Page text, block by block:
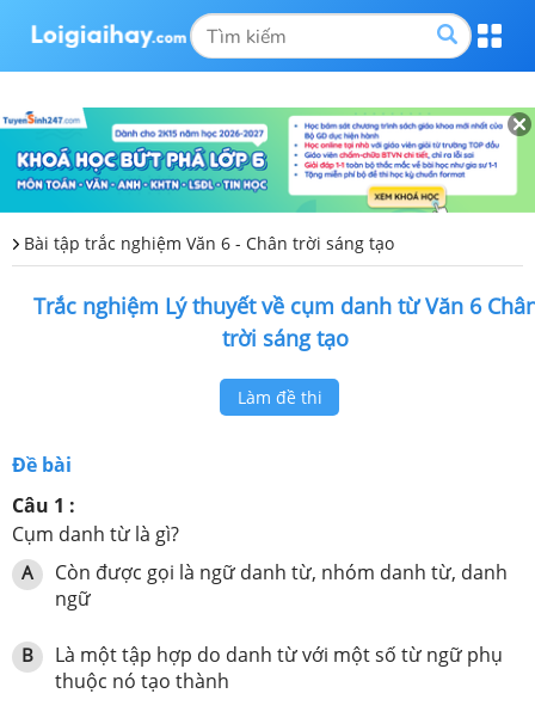
Bài tập trắc nghiệm Văn 6 - Chân trời sáng tạo
Trắc nghiệm Lý thuyết về cụm danh từ Văn 6
trời sáng tạo
Làm đề thi
Đề bài
Câu 1 :
Cụm danh từ là gì?
A
Còn được gọi là ngữ danh từ, nhóm danh từ, danh
ngữ
B
Là một tập hợp do danh từ với một số từ ngữ phụ
thuộc nó tạo thành